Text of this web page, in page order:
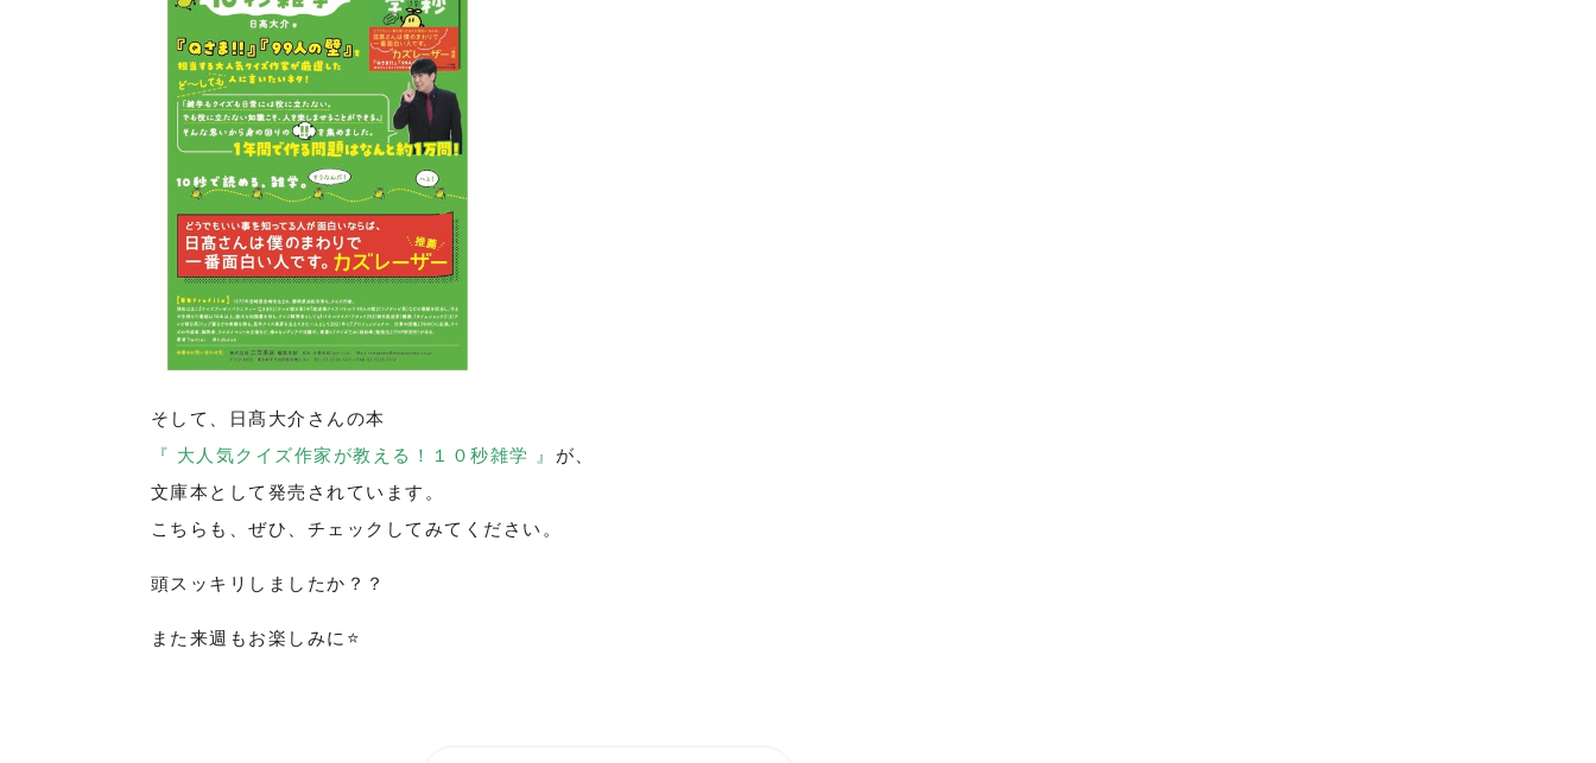
そして、日髙大介さんの本
『 大人気クイズ作家が教える！１０秒雑学 』 が、
文庫本として発売されています。
こちらも、ぜひ、チェックしてみてください。
頭スッキリしましたか？？
また来週もお楽しみに⭐️